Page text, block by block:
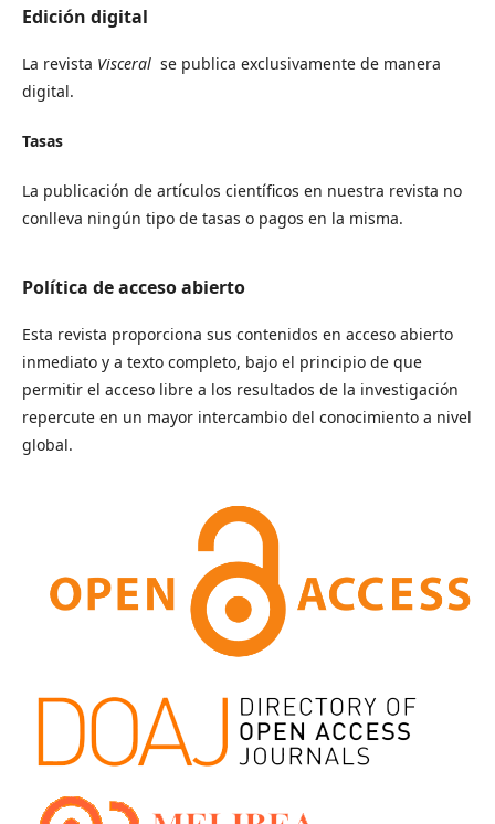
Edición digital
La revista Visceral se publica exclusivamente de manera
digital.
Tasas
La publicación de artículos científicos en nuestra revista no
conlleva ningún tipo de tasas o pagos en la misma.
Política de acceso abierto
Esta revista proporciona sus contenidos en acceso abierto
inmediato y a texto completo, bajo el principio de que
permitir el acceso libre a los resultados de la investigación
repercute en un mayor intercambio del conocimiento a nivel
global.